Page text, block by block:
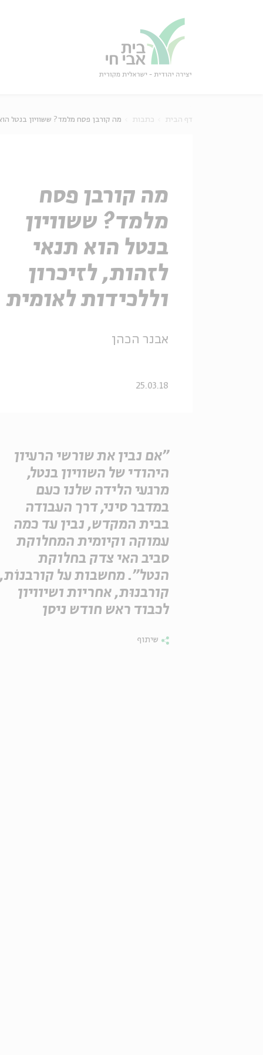
דף הבית כתבות מה קורבן פסח מלמד? ששוויון בנטל
מה קורבן פסח
מלמד? ששוויון
בנטל הוא תנאי
לזהות, לזיכרון
וללכידות לאומית
אבנר הכהן
25.03.18
"אם נבין את שורשי הרעיון
היהודי של השוויון בנטל,
מרגעי הלידה שלנו כעם
במדבר סיני, דרך העבודה
בבית המקדש, נבין עד כמה
עמוקה וקיומית המחלוקת
סביב האי צדק בחלוקת
הנטל". מחשבות על קורבנוֹת,
קורבנוּת, אחריות ושיוויון
לכבוד ראש חודש ניסן
שיתוף